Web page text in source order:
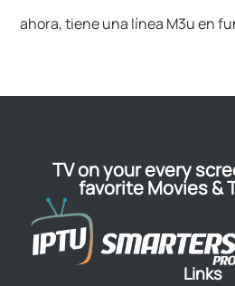
ahora, tiene una línea M3u en
TV on your every
favorite Movies &
Links